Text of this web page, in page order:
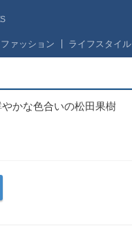
ファッション ライフスタイル
かな色合いの松田果樹